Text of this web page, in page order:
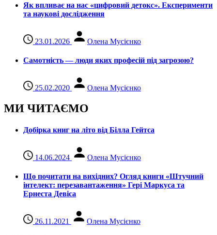
Як впливає на нас «цифровий детокс». Експерименти
та наукові дослідження
23.01.2026 Олена Мусієнко
Самотність — люди яких професій під загрозою?
25.02.2020 Олена Мусієнко
МИ ЧИТАЄМО
Добірка книг на літо від Білла Гейтса
14.06.2024 Олена Мусієнко
Що почитати на вихідних? Огляд книги «Штучний
інтелект: перезавантаження» Гері Маркуса та
Ернеста Девіса
26.11.2021 Олена Мусієнко